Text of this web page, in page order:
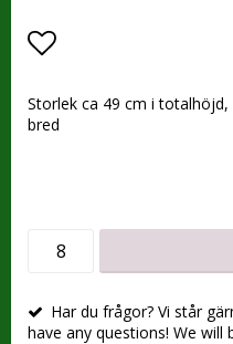
Storlek ca 49 cm i
bred
Har du frågor? Vi står
have any questions! We will